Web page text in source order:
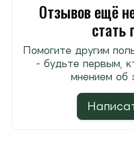
Отзывов ещё
стать
Помогите другим
- будьте первым,
мнением об